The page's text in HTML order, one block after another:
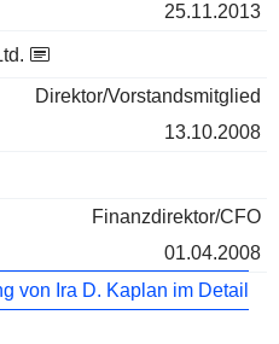
25.11.2013
Direktor/Vorstandsmitglied
13.10.2008
Finanzdirektor/CFO
01.04.2008
von Ira D. Kaplan im Detail